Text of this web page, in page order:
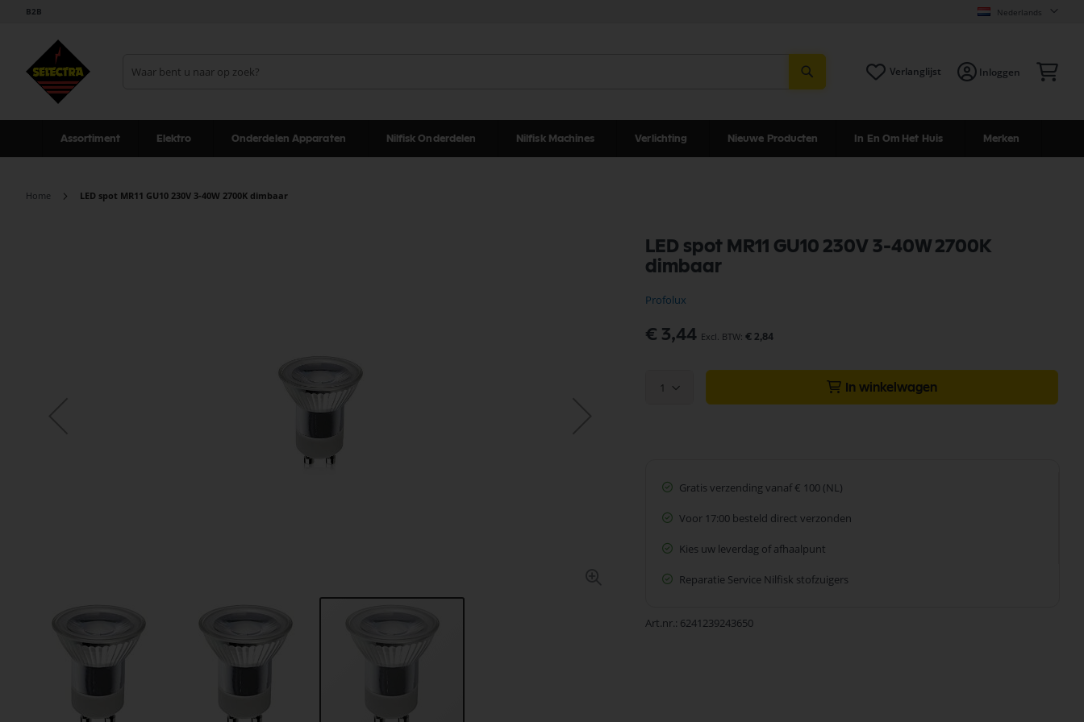
B2B Nederlands
Verlanglijst Inloggen
Assortiment Elektro Onderdelen Apparaten Nilfisk Onderdelen Nilfisk Machines Verlichting Nieuwe Producten In En Om Het Huis Merken
Home LED spot MR11 GU10 230V 3-40W 2700K dimbaar
LED spot MR11 GU10 230V 3-40W 2700K
dimbaar
Profolux
€ 3,44 € 2,84
1 In winkelwagen
Gratis verzending vanaf € 100 (NL)
Voor 17:00 besteld direct verzonden
Kies uw leverdag of afhaalpunt
Reparatie Service Nilfisk stofzuigers
Art.nr. 6241239243650